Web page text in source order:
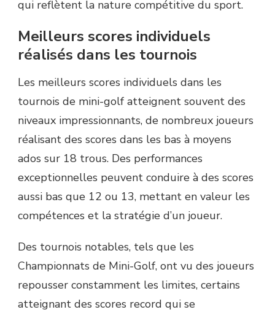
qui reflètent la nature compétitive du sport.
Meilleurs scores individuels
réalisés dans les tournois
Les meilleurs scores individuels dans les
tournois de mini-golf atteignent souvent des
niveaux impressionnants, de nombreux joueurs
réalisant des scores dans les bas à moyens
ados sur 18 trous. Des performances
exceptionnelles peuvent conduire à des scores
aussi bas que 12 ou 13, mettant en valeur les
compétences et la stratégie d’un joueur.
Des tournois notables, tels que les
Championnats de Mini-Golf, ont vu des joueurs
repousser constamment les limites, certains
atteignant des scores record qui se